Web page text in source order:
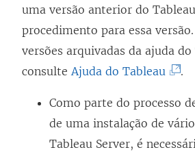
uma versão anterior do
procedimento para essa
versões arquivadas da ajuda do
consulteAjuda do Tableau .
Como parte do processo
de uma instalação de
Tableau Server, é